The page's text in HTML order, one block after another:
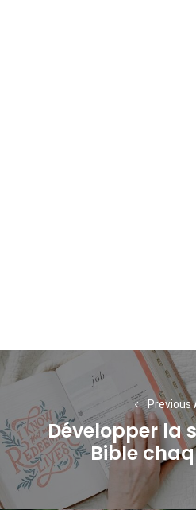
Navigation
l’article
Previous
Développer la
Bible